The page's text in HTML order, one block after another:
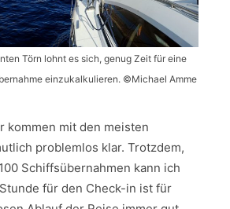
Törn lohnt es sich, genug Zeit für eine
einzukalkulieren. ©Michael Amme
kommen mit den meisten
problemlos klar. Trotzdem,
Schiffsübernahmen kann ich
für den Check-in ist für